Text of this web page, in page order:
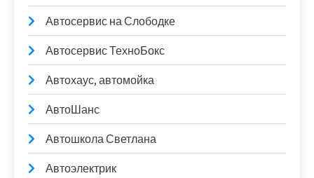
Автосервис на Слободке
Автосервис ТехноБокс
Автохаус, автомойка
АвтоШанс
Автошкола Светлана
Автоэлектрик